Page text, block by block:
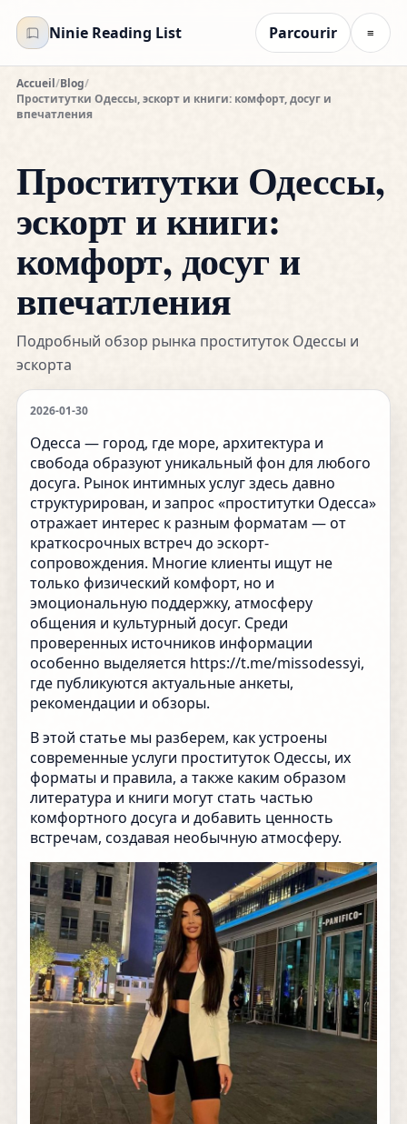
Ninie Reading List Parcourir ≡
Accueil/Blog/
Проститутки Одессы, эскорт и книги: комфорт, досуг и
впечатления
Проститутки Одессы,
эскорт и книги:
комфорт, досуг и
впечатления
Подробный обзор рынка проституток Одессы и
эскорта
2026-01-30
Одесса — город, где море, архитектура и
свобода образуют уникальный фон для любого
досуга. Рынок интимных услуг здесь давно
структурирован, и запрос «проститутки Одесса»
отражает интерес к разным форматам — от
краткосрочных встреч до эскорт-
сопровождения. Многие клиенты ищут не
только физический комфорт, но и
эмоциональную поддержку, атмосферу
общения и культурный досуг. Среди
проверенных источников информации
особенно выделяется https://t.me/missodessyi,
где публикуются актуальные анкеты,
рекомендации и обзоры.
В этой статье мы разберем, как устроены
современные услуги проституток Одессы, их
форматы и правила, а также каким образом
литература и книги могут стать частью
комфортного досуга и добавить ценность
встречам, создавая необычную атмосферу.